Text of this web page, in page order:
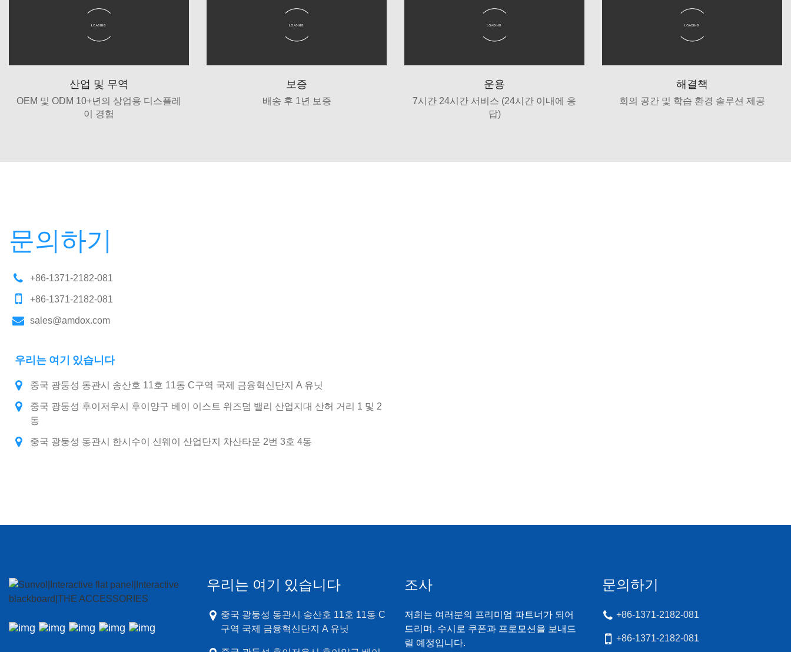
산업 및 무역
OEM 및 ODM 10+년의 상업용 디스플레
이 경험
보증
배송 후 1년 보증
운용
7시간 24시간 서비스 (24시간 이내에 응
답)
해결책
회의 공간 및 학습 환경 솔루션 제공
문의하기
+86-1371-2182-081
+86-1371-2182-081
sales@amdox.com
우리는 여기 있습니다
중국 광둥성 동관시 송산호 11호 11동 C구역 국제 금융혁신단지 A 유닛
중국 광둥성 후이저우시 후이양구 베이 이스트 위즈덤 밸리 산업지대 산허 거리 1 및 2
동
중국 광둥성 동관시 한시수이 신웨이 산업단지 차산타운 2번 3호 4동
우리는 여기 있습니다
중국 광둥성 동관시 송산호 11호 11동 C
구역 국제 금융혁신단지 A 유닛
조사
저희는 여러분의 프리미엄 파트너가 되어
드리며, 수시로 쿠폰과 프로모션을 보내드
릴 예정입니다.
문의하기
+86-1371-2182-081
+86-1371-2182-081